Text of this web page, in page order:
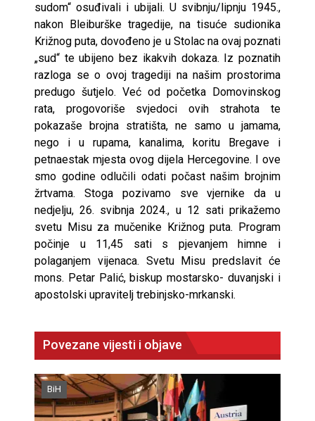
sudom“ osuđivali i ubijali. U svibnju/lipnju 1945.,
nakon Bleiburške tragedije, na tisuće sudionika
Križnog puta, dovođeno je u Stolac na ovaj poznati
„sud“ te ubijeno bez ikakvih dokaza. Iz poznatih
razloga se o ovoj tragediji na našim prostorima
predugo šutjelo. Već od početka Domovinskog
rata, progovoriše svjedoci ovih strahota te
pokazaše brojna stratišta, ne samo u jamama,
nego i u rupama, kanalima, koritu Bregave i
petnaestak mjesta ovog dijela Hercegovine. I ove
smo godine odlučili odati počast našim brojnim
žrtvama. Stoga pozivamo sve vjernike da u
nedjelju, 26. svibnja 2024., u 12 sati prikažemo
svetu Misu za mučenike Križnog puta. Program
počinje u 11,45 sati s pjevanjem himne i
polaganjem vijenaca. Svetu Misu predslavit će
mons. Petar Palić, biskup mostarsko- duvanjski i
apostolski upravitelj trebinjsko-mrkanski.
Povezane vijesti i objave
BiH